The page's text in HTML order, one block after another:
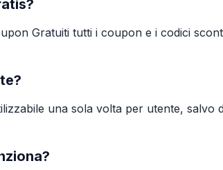
Gratuiti tutti i coupon e i codici
una sola volta per utente, salvo